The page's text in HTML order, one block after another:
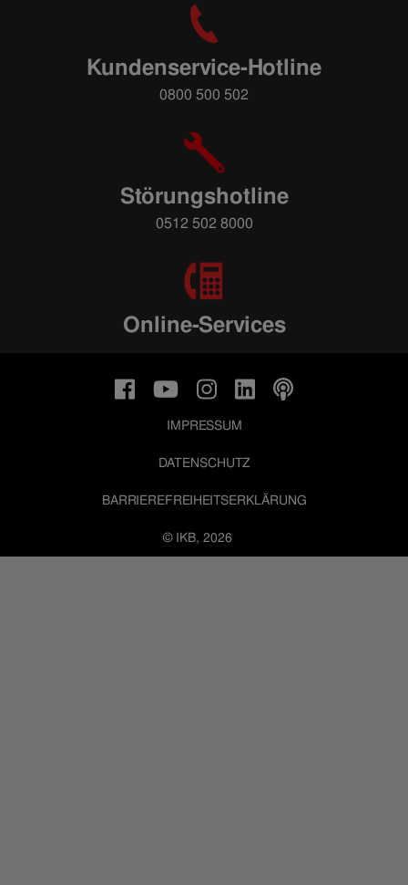
Kundenservice-Hotline
0800 500 502
Störungshotline
0512 502 8000
Online-Services
© IKB, 2026
IMPRESSUM
DATENSCHUTZ
BARRIEREFREIHEITSERKLÄRUNG